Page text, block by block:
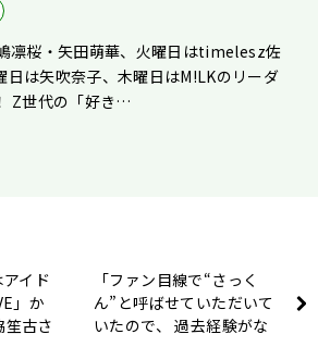
凛桜・矢田萌華、火曜日はtimelesz佐
日は矢吹奈子、木曜日はM!LKのリーダ
Z世代の「好き…
イド
」か
笙古さ
「ファン目線で“さっく
ん”と呼ばせていただいて
いたので、 過去経験がな